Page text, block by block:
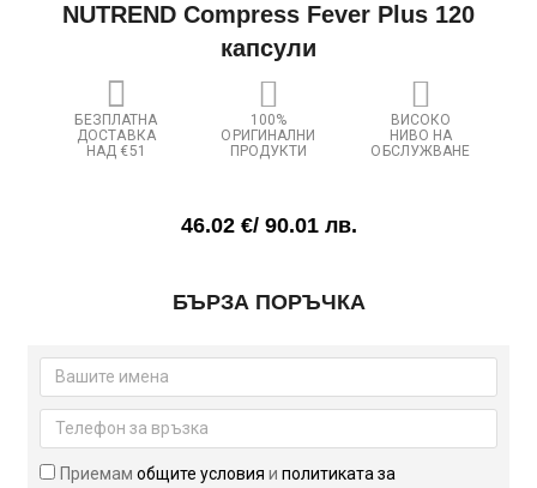
NUTREND Compress Fever Plus 120
капсули
БЕЗПЛАТНА
ДОСТАВКА
НАД €51
100%
ОРИГИНАЛНИ
ПРОДУКТИ
ВИСОКО
НИВО НА
ОБСЛУЖВАНЕ
46.02 €/ 90.01 лв.
Compress
Fever
Plus
120
капсули
БЪРЗА ПОРЪЧКА
Приемамобщите условияиполитиката за